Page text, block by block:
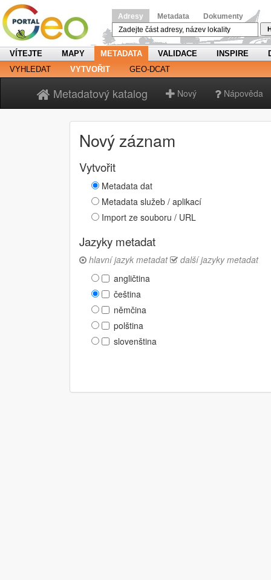
Adresy Metadata Dokumenty
VÍTEJTE MAPY METADATA VALIDACE INSPIRE
VYHLEDAT
VYTVOŘIT GEO-DCAT